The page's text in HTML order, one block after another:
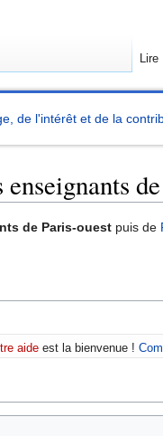
de l'intérêt et de la
de Paris-ouest puis de
aideest la bienvenue !
Lire